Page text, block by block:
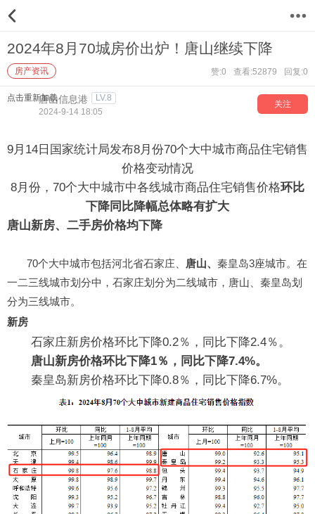
2024年8月70城房价出炉！唐山继续下降
房产资讯 赞:0 查看:52879 回复:0
点击重新加载唐山信息港 LV.8
关注
2024-9-14 18:05
9月14日国家统计局发布8月份70个大中城市商品住宅销售
价格变动情况
8月份，70个大中城市中各线城市商品住宅销售价格环比
下降同比降幅总体略有扩大
唐山新房、二手房价格均下降
70个大中城市包括河北省石家庄、 唐山、 秦皇岛3座城市。在
一二三线城市划分中，石家庄划分为二线城市，唐山、秦皇岛划
分为三线城市。
新房
石家庄新房价格环比下降0.2％，同比下降2.4％。
唐山新房价格环比下降1％，同比下降7.4%。
秦皇岛新房价格环比下降0.8％，同比下降6.7%。